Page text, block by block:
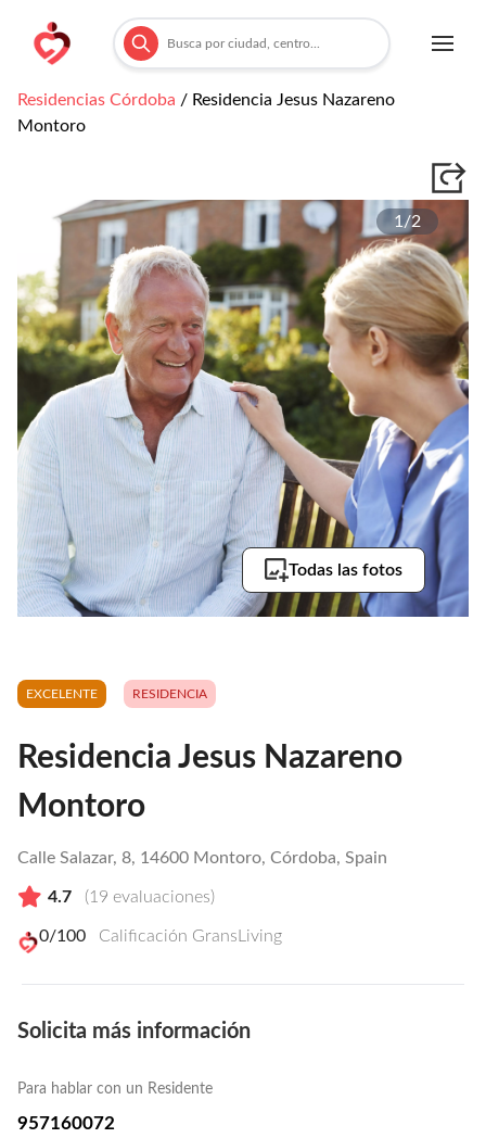
Residencias Córdoba / Residencia Jesus Nazareno
Montoro
1/2
Todas las fotos
EXCELENTE RESIDENCIA
Residencia Jesus Nazareno
Montoro
Calle Salazar, 8, 14600 Montoro, Córdoba, Spain
4.7 (19 evaluaciones)
0/100 Calificación GransLiving
Solicita más información
Para hablar con un Residente
957160072